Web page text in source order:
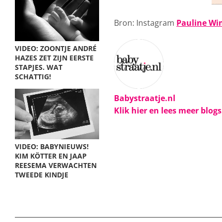
VIDEO: ZOONTJE ANDRÉ
HAZES ZET ZIJN EERSTE
STAPJES. WAT
SCHATTIG!
VIDEO: BABYNIEUWS!
KIM KÖTTER EN JAAP
REESEMA VERWACHTEN
TWEEDE KINDJE
Bron: Instagram Pauline
Babystraatje.nl
Klik hier en lees meer